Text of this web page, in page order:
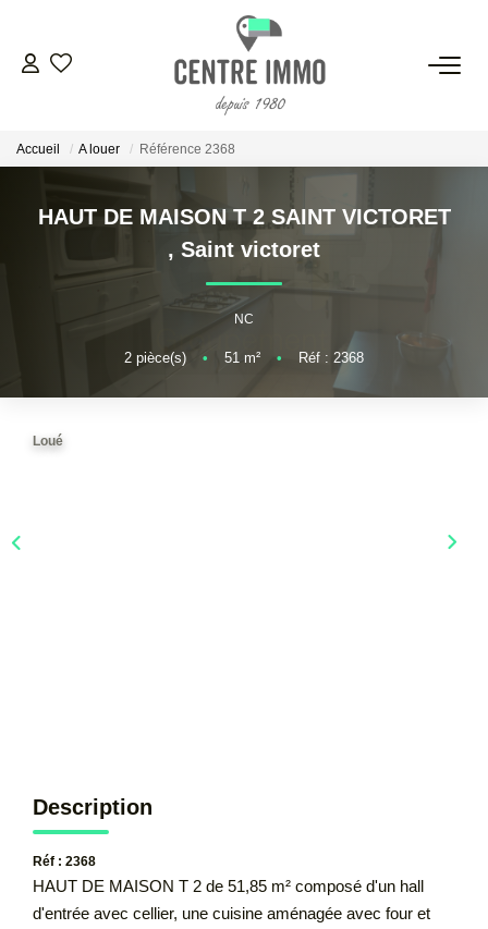
VENTES
GESTION
ESTIMATION
NOS BIENS VENDUS
Accueil A louer Référence 2368
HAUT DE MAISON T 2 SAINT VICTORET
, Saint victoret
NC
2 pièce(s) • 51 m² • Réf : 2368
Loué
Description
Réf : 2368
HAUT DE MAISON T 2 de 51,85 m² composé d'un hall
d'entrée avec cellier, une cuisine aménagée avec four et